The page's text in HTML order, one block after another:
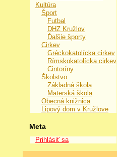
Kultúra
Šport
Futbal
DHZ Kružlov
Ďalšie športy
Cirkev
Gréckokatolícka cirkev
Rímskokatolícka cirkev
Cintoríny
Školstvo
Základná škola
Materská škola
Obecná knižnica
Lipový dom v Kružlove
Meta
Prihlásiť sa